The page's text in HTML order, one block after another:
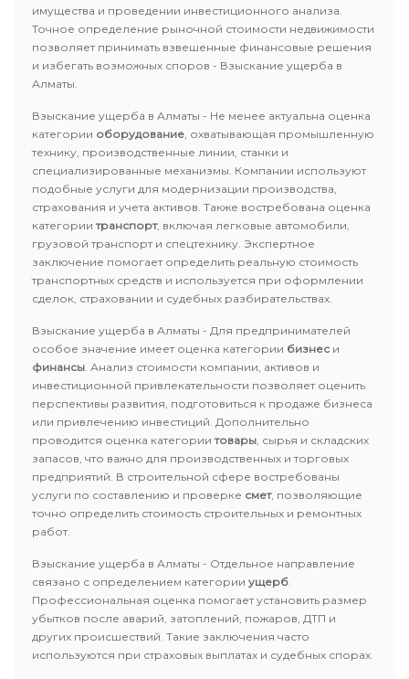
имущества и проведении инвестиционного анализа.
Точное определение рыночной стоимости недвижимости
позволяет принимать взвешенные финансовые решения
и избегать возможных споров - Взыскание ущерба в
Алматы.
Взыскание ущерба в Алматы - Не менее актуальна оценка
категории оборудование, охватывающая промышленную
технику, производственные линии, станки и
специализированные механизмы. Компании используют
подобные услуги для модернизации производства,
страхования и учета активов. Также востребована оценка
категориитранспорт, включая легковые автомобили,
грузовой транспорт и спецтехнику. Экспертное
заключение помогает определить реальную стоимость
транспортных средств и используется при оформлении
сделок, страховании и судебных разбирательствах.
Взыскание ущерба в Алматы - Для предпринимателей
особое значение имеет оценка категории бизнес и
финансы. Анализ стоимости компании, активов и
инвестиционной привлекательности позволяет оценить
перспективы развития, подготовиться к продаже бизнеса
или привлечению инвестиций. Дополнительно
проводится оценка категориитовары, сырья и складских
запасов, что важно для производственных и торговых
предприятий. В строительной сфере востребованы
услуги по составлению и проверке смет, позволяющие
точно определить стоимость строительных и ремонтных
работ.
Взыскание ущерба в Алматы - Отдельное направление
связано с определением категории ущерб.
Профессиональная оценка помогает установить размер
убытков после аварий, затоплений, пожаров, ДТП и
других происшествий. Такие заключения часто
используются при страховых выплатах и судебных спорах.